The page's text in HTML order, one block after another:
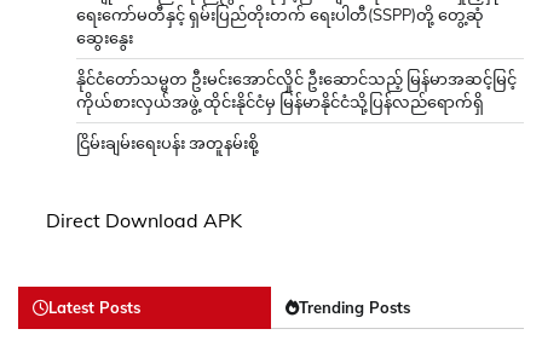
Latest Posts
ကျောင်းသား၊ ကျောင်းသူများနှင့် ဆရာ၊ ဆရာမများ
တပ်မတော်စစ်သမိုင်းပြတိုက်(နေပြည်တော်)သို့
ဖြစ်ပွားပြီး ရေကျော်စီးဝင်ရေကြီးရေလျှံဖြစ်ပွားမှုနှင့်
ပတ်သက်၍ ကူညီကယ်ဆယ်ရေးနှင့် ပြန်လည်ထူထောင်